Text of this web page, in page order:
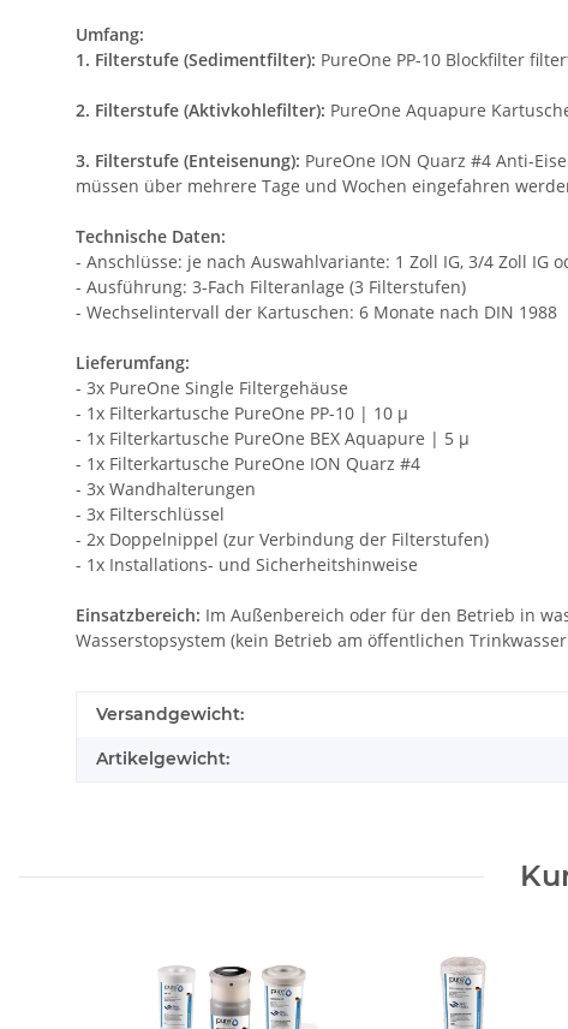
Umfang:
1. Filterstufe (Sedimentfilter): PureOne PP-10 Blockfilter
2. Filterstufe (Aktivkohlefilter): PureOne Aquapure
3. Filterstufe (Enteisenung): PureOne ION Quarz #4 Anti-
müssen über mehrere Tage und Wochen eingefahren
Technische Daten:
- Anschlüsse: je nach Auswahlvariante: 1 Zoll IG, 3/4 Zoll IG
- Ausführung: 3-Fach Filteranlage (3 Filterstufen)
- Wechselintervall der Kartuschen: 6 Monate nach DIN 1988
Lieferumfang:
- 3x PureOne Single Filtergehäuse
- 1x Filterkartusche PureOne PP-10 | 10 µ
- 1x Filterkartusche PureOne BEX Aquapure | 5 µ
- 1x Filterkartusche PureOne ION Quarz #4
- 3x Wandhalterungen
- 3x Filterschlüssel
- 2x Doppelnippel (zur Verbindung der Filterstufen)
- 1x Installations- und Sicherheitshinweise
Einsatzbereich: Im Außenbereich oder für den Betrieb in
Wasserstopsystem (kein Betrieb am öffentlichen
Versandgewicht:
Artikelgewicht: